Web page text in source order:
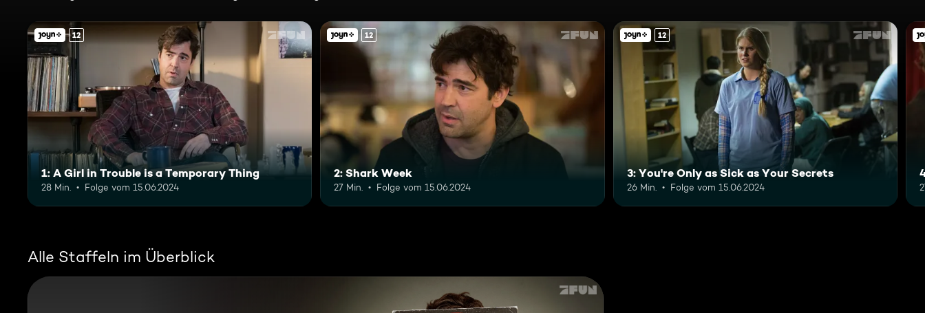
12
1: A Girl in Trouble is a Temporary Thing
28 Min. Folge vom 15.06.2024
12
2: Shark Week
27 Min. Folge vom 15.06.2024
12
3: You're Only as Sick as Your Secrets
26 Min. Folge vom 15.06.2024
Alle Staffeln im Überblick